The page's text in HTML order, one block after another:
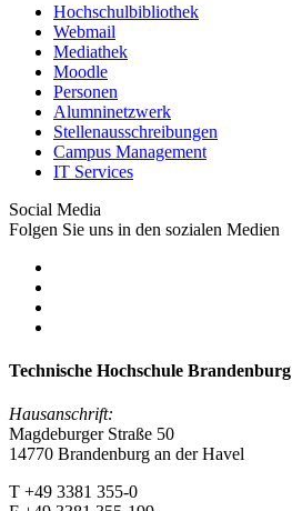
Hochschulbibliothek
Webmail
Mediathek
Moodle
Personen
Alumninetzwerk
Stellenausschreibungen
Campus Management
IT Services
Social Media
Folgen Sie uns in den sozialen Medien
Technische Hochschule Brandenburg
Hausanschrift:
Magdeburger Straße 50
14770 Brandenburg an der Havel
T +49 3381 355-0